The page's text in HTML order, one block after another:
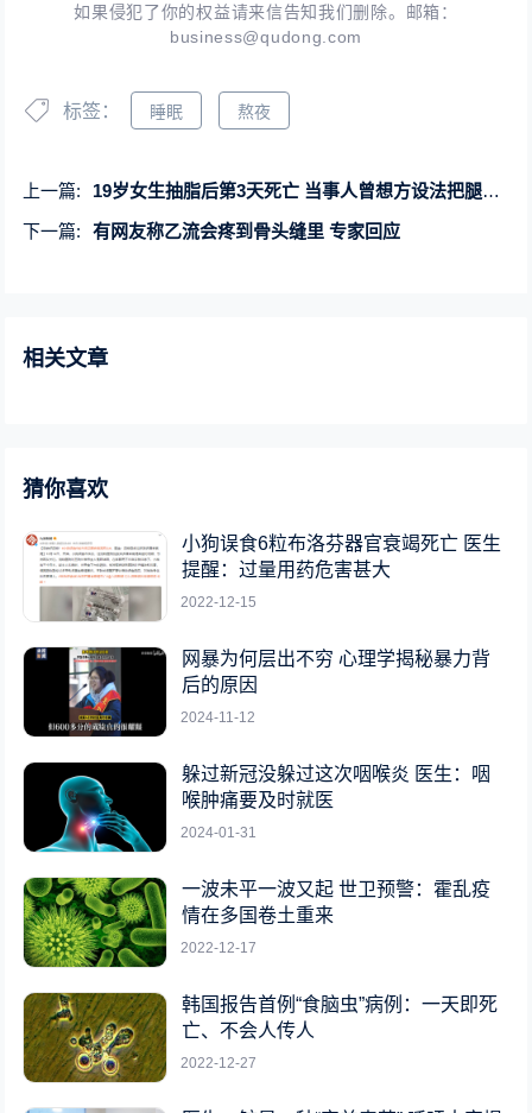
如果侵犯了你的权益请来信告知我们删除。邮箱：
business@qudong.com
标签： 睡眠 熬夜
上一篇:
19岁女生抽脂后第3天死亡 当事人曾想方设法把腿变细
下一篇:
有网友称乙流会疼到骨头缝里 专家回应
相关文章
猜你喜欢
小狗误食6粒布洛芬器官衰竭死亡 医生
提醒：过量用药危害甚大
2022-12-15
网暴为何层出不穷 心理学揭秘暴力背
后的原因
2024-11-12
躲过新冠没躲过这次咽喉炎 医生：咽
喉肿痛要及时就医
2024-01-31
一波未平一波又起 世卫预警：霍乱疫
情在多国卷土重来
2022-12-17
韩国报告首例“食脑虫”病例：一天即死
亡、不会人传人
2022-12-27